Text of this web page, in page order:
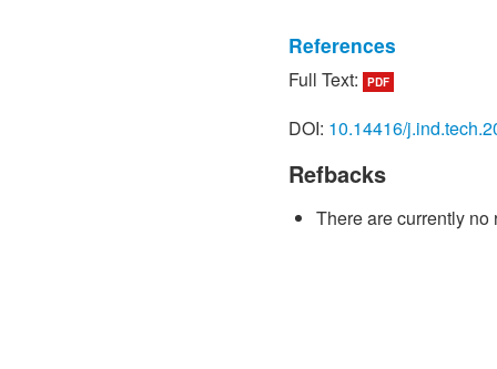
References
[1] www.youtube.com/
developed software for
[3] www.thepexcel.com/
Full Text: PDF
DOI: 10.14416/
Refbacks
There are currently no